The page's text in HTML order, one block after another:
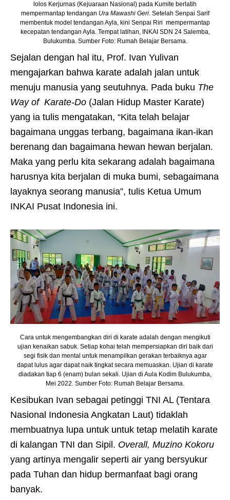
lolos Kerjurnas (Kejuaraan Nasional) pada Kumite berlatih
mempermantap tendangan Ura Mawashi Geri. Setelah Senpai Sarif
membentuk model tendangan Ayla, kini Senpai Riri mempermantap
kecepatan tendangan Ayla. Tempat latihan, INKAI SDN 24 Salemba,
Bulukumba. Sumber Foto: Rumah Belajar Bersama.
Sejalan dengan hal itu, Prof. Ivan Yulivan
mengajarkan bahwa karate adalah jalan untuk
menuju manusia yang seutuhnya. Pada buku The
Way of Karate-Do (Jalan Hidup Master Karate)
yang ia tulis mengatakan, “Kita telah belajar
bagaimana unggas terbang, bagaimana ikan-ikan
berenang dan bagaimana hewan hewan berjalan.
Maka yang perlu kita sekarang adalah bagaimana
harusnya kita berjalan di muka bumi, sebagaimana
layaknya seorang manusia”, tulis Ketua Umum
INKAI Pusat Indonesia ini.
Cara untuk mengembangkan diri di karate adalah dengan mengikuti
ujian kenaikan sabuk. Setiap kohai telah mempersiapkan diri baik dari
segi fisik dan mental untuk menampilkan gerakan terbaiknya agar
dapat lulus agar dapat naik tingkat secara memuaskan. Ujian di karate
diadakan tiap 6 (enam) bulan sekali. Ujian di Aula Kodim Bulukumba,
Mei 2022. Sumber Foto: Rumah Belajar Bersama.
Kesibukan Ivan sebagai petinggi TNI AL (Tentara
Nasional Indonesia Angkatan Laut) tidaklah
membuatnya lupa untuk untuk tetap melatih karate
di kalangan TNI dan Sipil. Overall, Muzino Kokoru
yang artinya mengalir seperti air yang bersyukur
pada Tuhan dan hidup bermanfaat bagi orang
banyak.